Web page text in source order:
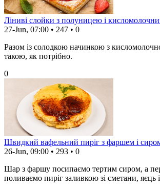
Ліниві слойки з полуницею і
27-Jun, 07:00 • 247 • 0
Разом із солодкою начинкою з
такою, як потрібно.
0
Швидкий вафельний пиріг з фаршем і
26-Jun, 09:00 • 293 • 0
Шар з фаршу посипаємо тертим сиром, а
поливаємо пиріг заливкою зі сметани, яєць